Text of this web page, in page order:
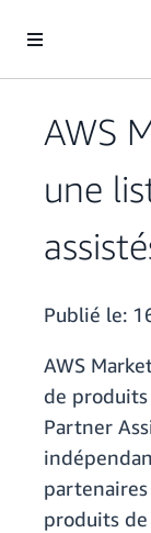
AWS
une
Publié le:
AWS
de produits
Partner
produits de